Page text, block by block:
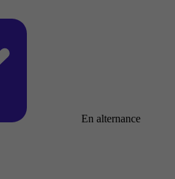
En alternance